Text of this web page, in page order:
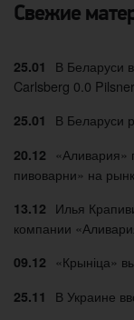
Свежие
25.01
В Беларуси
Carlsberg 0.0 Pilsner
25.01 В Беларуси
20.12
«Аливария»
пивоварни» на
13.12 Илья
компании
09.12 «Крыніца»
25.11 В Украине